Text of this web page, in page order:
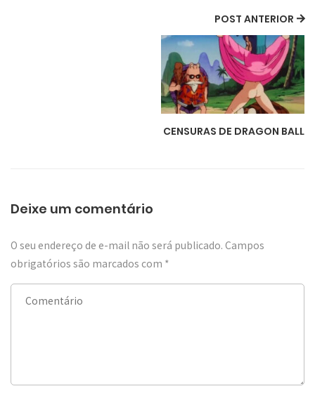
POST ANTERIOR
CENSURAS DE DRAGON BALL
Deixe um comentário
O seu endereço de e-mail não será publicado. Campos
obrigatórios são marcados com *